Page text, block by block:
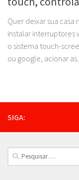
Quer deixar sua
instalar interruptores
o sistema touch-
ou google, acionar as...
SIGA:
Pesquisar
por: